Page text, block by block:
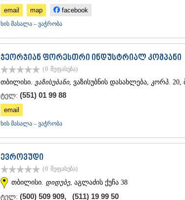
email map facebook
ხის მასალა – ვაჭრობა
ჯეორჯიან ფორესთრი ინდუსტრიალ კომპანი
(0 შეფასება)
თბილისი. ვაზისუბანი, ვაზისუბნის დასახლება, კორპ. 20,
ტელ: (551) 01 99 88
email
ხის მასალა – ვაჭრობა
ევროვუდი
(0 შეფასება)
თბილისი. დიდუბე , აგლაძის ქუჩა 38
ტელ: (500) 509 909, (511) 19 99 50